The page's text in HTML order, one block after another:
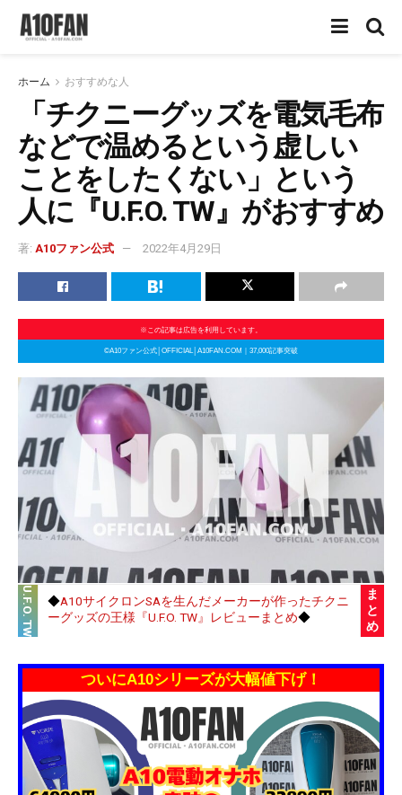
ホーム おすすめな人
「チクニーグッズを電気毛布
などで温めるという虚しい
ことをしたくない」という
人に『U.F.O. TW』がおすすめ
著: A10ファン公式 2022年4月29日
※この記事は広告を利用しています。
©A10ファン公式│OFFICIAL│A10FAN.COM｜37,000記事突破
U.F.O. TW ◆A10サイクロンSAを生んだメーカーが作ったチクニ
ーグッズの王様『U.F.O. TW』レビューまとめ◆
ま
と
め
ついにA10シリーズが大幅値下げ！